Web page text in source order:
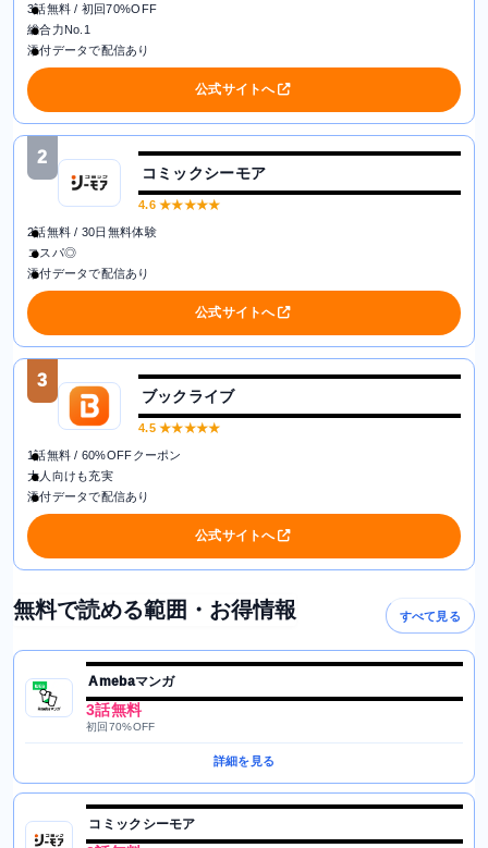
3話無料 / 初回70%OFF
総合力No.1
添付データで配信あり
公式サイトへ
2
コミックシーモア
4.6★★★★★
2話無料 / 30日無料体験
コスパ◎
添付データで配信あり
公式サイトへ
3
ブックライブ
4.5★★★★★
1話無料 / 60%OFFクーポン
大人向けも充実
添付データで配信あり
公式サイトへ
無料で読める範囲・お得情報 すべて見る
Amebaマンガ
3話無料
初回70%OFF
詳細を見る
コミックシーモア